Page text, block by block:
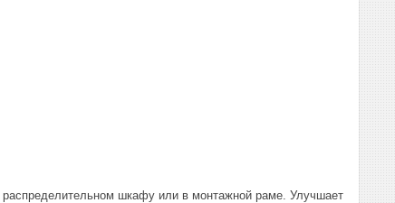
распределительном шкафу или в монтажной раме. Улучшает